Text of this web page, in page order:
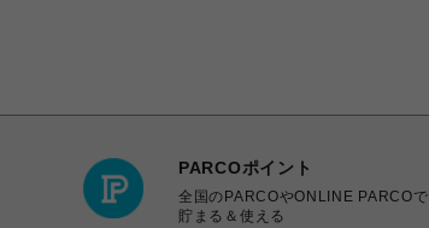
PARCOポイント
全国のPARCOやONLINE PARCOで
貯まる＆使える